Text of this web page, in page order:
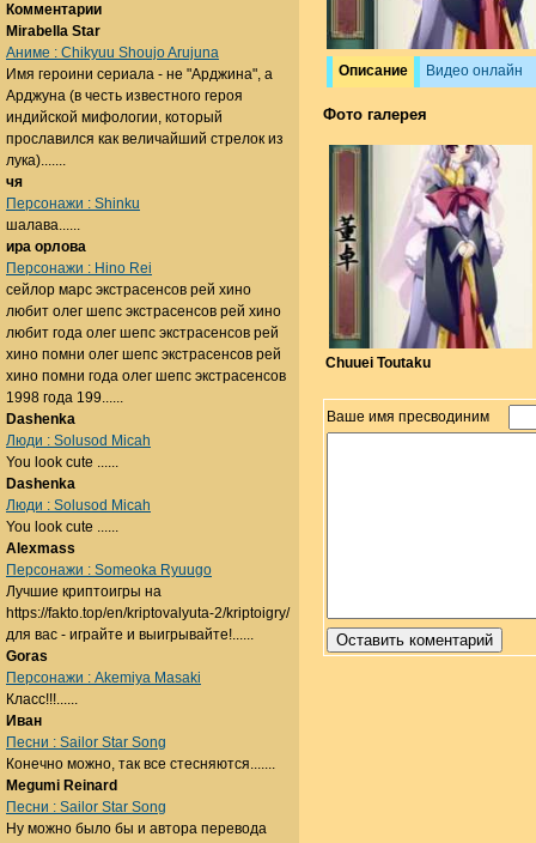
Описание Видео онлайн
Фото галерея
Chuuei Toutaku
Ваше имя пресводиним
Комментарии
Mirabella Star
Аниме : Chikyuu Shoujo Arujuna
Имя героини сериала - не "Арджина", а
Арджуна (в честь известного героя
индийской мифологии, который
прославился как величайший стрелок из
лука).......
чя
Персонажи : Shinku
шалава......
ира орлова
Персонажи : Hino Rei
сейлор марс экстрасенсов рей хино
любит олег шепс экстрасенсов рей хино
любит года олег шепс экстрасенсов рей
хино помни олег шепс экстрасенсов рей
хино помни года олег шепс экстрасенсов
1998 года 199......
Dashenka
Люди : Solusod Micah
You look cute ......
Dashenka
Люди : Solusod Micah
You look cute ......
Alexmass
Персонажи : Someoka Ryuugo
Лучшие криптоигры на
https://fakto.top/en/kriptovalyuta-2/kriptoigry/
для вас - играйте и выигрывайте!......
Goras
Персонажи : Akemiya Masaki
Класс!!!......
Иван
Песни : Sailor Star Song
Конечно можно, так все стесняются.......
Megumi Reinard
Песни : Sailor Star Song
Ну можно было бы и автора перевода